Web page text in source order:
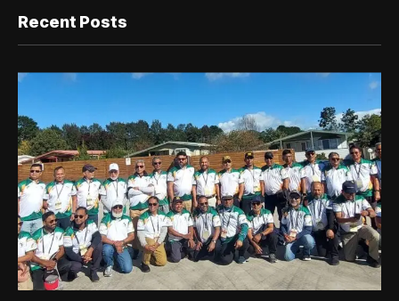
Recent Posts